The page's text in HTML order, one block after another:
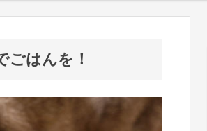
ごはんを！